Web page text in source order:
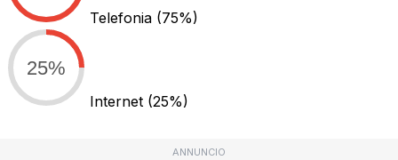
Telefonia (75%)
25%
Internet (25%)
ANNUNCIO